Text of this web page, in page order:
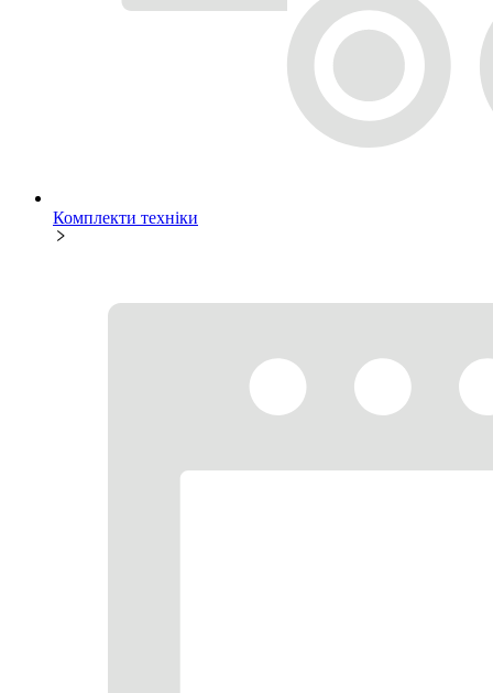
Комплекти техніки